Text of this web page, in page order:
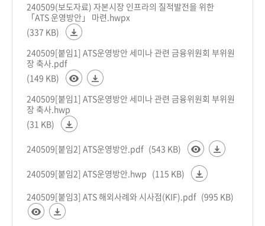
240509(보도자료) 자본시장 인프라의 질적발전을 위한
「ATS 운영방안」 마련.hwpx
(337 KB)
240509[붙임1] ATS운영방안 세미나 관련 금융위원회 부위원
장 축사.pdf
(149 KB)
240509[붙임1] ATS운영방안 세미나 관련 금융위원회 부위원
장 축사.hwp
(31 KB)
240509[붙임2] ATS운영방안.pdf (543 KB)
240509[붙임2] ATS운영방안.hwp (115 KB)
240509[붙임3] ATS 해외사례와 시사점(KIF).pdf (995 KB)